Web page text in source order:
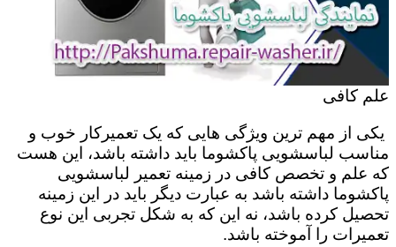
علم کافی
یکی از مهم ترین ویژگی هایی که یک تعمیرکار خوب و
مناسب لباسشویی پاکشوما باید داشته باشد، این هست
که علم و تخصص کافی در زمینه تعمیر لباسشویی
پاکشوما داشته باشد به عبارت دیگر باید در این زمینه
تحصیل کرده باشد، نه این که به شکل تجربی این نوع
تعمیرات را آموخته باشد.